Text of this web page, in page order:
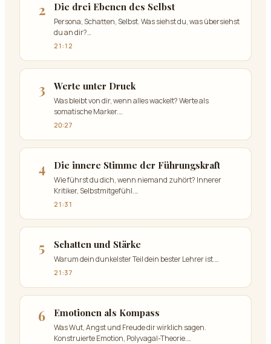
2 Die drei Ebenen des Selbst
Persona, Schatten, Selbst. Was siehst du, was übersiehst
du an dir?…
21:12
3 Werte unter Druck
Was bleibt von dir, wenn alles wackelt? Werte als
somatische Marker.…
20:27
4 Die innere Stimme der Führungskraft
Wie führst du dich, wenn niemand zuhört? Innerer
Kritiker, Selbstmitgefühl.…
21:31
5 Schatten und Stärke
Warum dein dunkelster Teil dein bester Lehrer ist.…
21:37
6 Emotionen als Kompass
Was Wut, Angst und Freude dir wirklich sagen.
Konstruierte Emotion, Polyvagal-Theorie.…